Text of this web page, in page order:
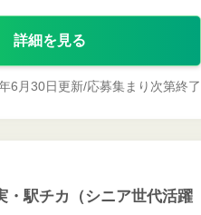
詳細を見る
6月30日更新/応募集まり次第終了
・駅チカ（シニア世代活躍